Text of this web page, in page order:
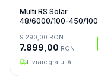
Multi RS Solar
48/6000/100-450/100
9.290,00RON
7.899,00 RON
Livrare gratuită